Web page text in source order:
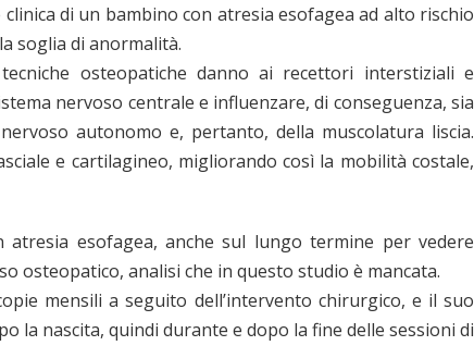
di un bambino con atresia esofagea ad alto rischio
soglia di anormalità.
osteopatiche danno ai recettori interstiziali e
nervoso centrale e influenzare, di conseguenza, sia
autonomo e, pertanto, della muscolatura liscia.
e cartilagineo, migliorando così la mobilità costale,
esofagea, anche sul lungo termine per vedere
osteopatico, analisi che in questo studio è mancata.
mensili a seguito dell’intervento chirurgico, e il suo
la nascita, quindi durante e dopo la fine delle sessioni di